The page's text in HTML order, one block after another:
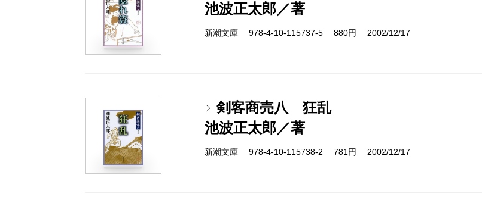
池波正太郎／著
新潮文庫 978-4-10-115737-5 880円 2002/12/17
剣客商売八 狂乱
池波正太郎／著
新潮文庫 978-4-10-115738-2 781円 2002/12/17